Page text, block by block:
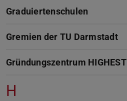
Graduiertenschulen
Gremien der TU Darmstadt
Gründungszentrum HIGHEST
H